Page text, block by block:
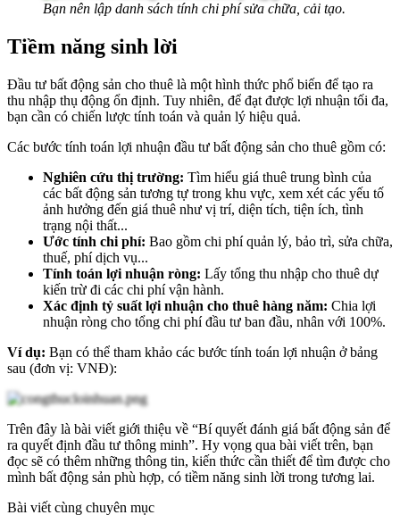
Bạn nên lập danh sách tính chi phí sửa chữa, cải tạo.
Tiềm năng sinh lời
Đầu tư bất động sản cho thuê là một hình thức phổ biến để tạo ra
thu nhập thụ động ổn định. Tuy nhiên, để đạt được lợi nhuận tối đa,
bạn cần có chiến lược tính toán và quản lý hiệu quả.
Các bước tính toán lợi nhuận đầu tư bất động sản cho thuê gồm có:
Nghiên cứu thị trường: Tìm hiểu giá thuê trung bình của
các bất động sản tương tự trong khu vực, xem xét các yếu tố
ảnh hưởng đến giá thuê như vị trí, diện tích, tiện ích, tình
trạng nội thất...
Ước tính chi phí: Bao gồm chi phí quản lý, bảo trì, sửa chữa,
thuế, phí dịch vụ...
Tính toán lợi nhuận ròng: Lấy tổng thu nhập cho thuê dự
kiến trừ đi các chi phí vận hành.
Xác định tỷ suất lợi nhuận cho thuê hàng năm: Chia lợi
nhuận ròng cho tổng chi phí đầu tư ban đầu, nhân với 100%.
Ví dụ: Bạn có thể tham khảo các bước tính toán lợi nhuận ở bảng
sau (đơn vị: VNĐ):
Trên đây là bài viết giới thiệu về “Bí quyết đánh giá bất động sản để
ra quyết định đầu tư thông minh”. Hy vọng qua bài viết trên, bạn
đọc sẽ có thêm những thông tin, kiến thức cần thiết để tìm được cho
mình bất động sản phù hợp, có tiềm năng sinh lời trong tương lai.
Bài viết cùng chuyên mục